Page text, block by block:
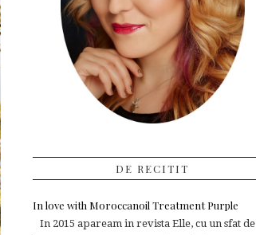
DE RECITIT
In love with Moroccanoil Treatment Purple
In 2015 apaream in revista Elle, cu un sfat de